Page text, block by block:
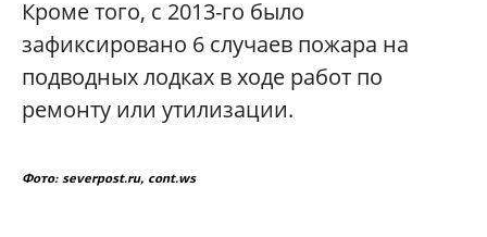
Кроме того, с 2013-го было
зафиксировано 6 случаев пожара на
подводных лодках в ходе работ по
ремонту или утилизации.
Фото: severpost.ru, cont.ws